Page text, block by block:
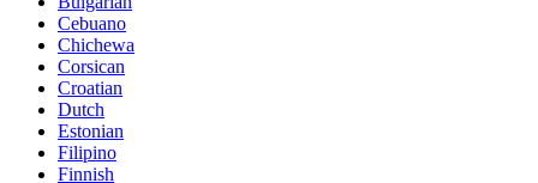
Cebuano
Chichewa
Corsican
Croatian
Dutch
Estonian
Filipino
Finnish